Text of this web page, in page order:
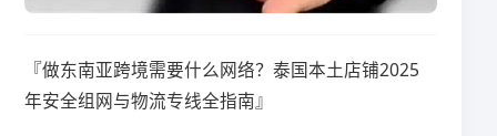
『做东南亚跨境需要什么网络？泰国本土店铺2025
年安全组网与物流专线全指南』